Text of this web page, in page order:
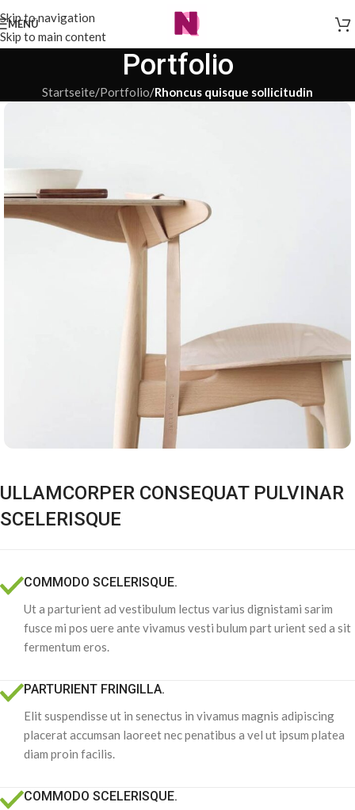
Skip to navigation
Skip to main content
MENÜ
Portfolio
Startseite/Portfolio/Rhoncus quisque sollicitudin
ULLAMCORPER CONSEQUAT PULVINAR
SCELERISQUE
COMMODO SCELERISQUE.
Ut a parturient ad vestibulum lectus varius dignistami sarim
fusce mi pos uere ante vivamus vesti bulum part urient sed a sit
fermentum eros.
PARTURIENT FRINGILLA.
Elit suspendisse ut in senectus in vivamus magnis adipiscing
placerat accumsan laoreet nec penatibus a vel ut ipsum platea
diam proin facilis.
COMMODO SCELERISQUE.